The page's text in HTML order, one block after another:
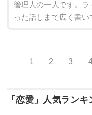
管理人の一人です。
った話しまで広く書い
1 2 3 4
「恋愛」人気ランキ